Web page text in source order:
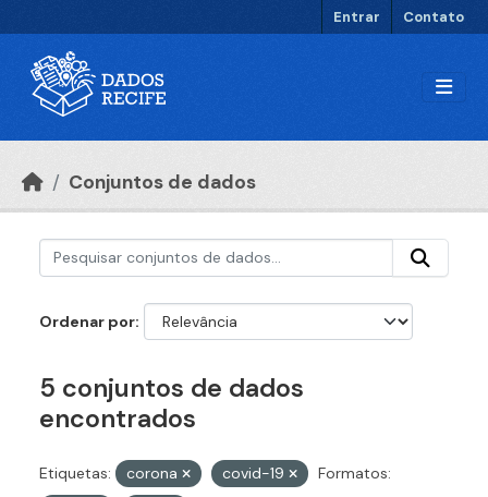
Entrar Contato
Conjuntos de dados
Ordenar por
5 conjuntos de dados
encontrados
Etiquetas: corona covid-19
Formatos: